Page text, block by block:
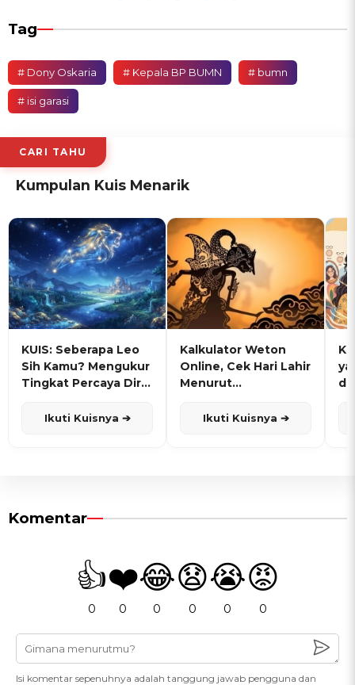
Tag
# Dony Oskaria # Kepala BP BUMN # bumn
# isi garasi
CARI TAHU
Kumpulan Kuis Menarik
KUIS: Seberapa Leo
Sih Kamu? Mengukur
Tingkat Percaya Diri
Ikuti Kuisnya ➔
Kalkulator Weton
Online, Cek Hari Lahir
Menurut
Ikuti Kuisnya ➔
Komentar
👍
0
❤️
0
😂
0
😧
0
😭
0
😡
0
Isi komentar sepenuhnya adalah tanggung jawab pengguna dan